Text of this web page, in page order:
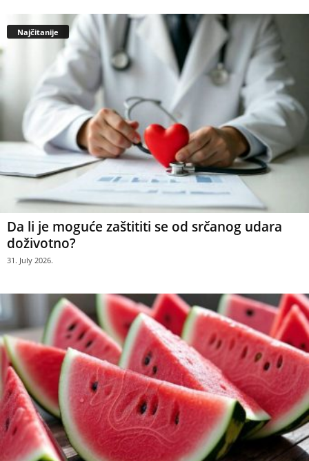
Najčitanije
Da li je moguće zaštititi se od srčanog udara
doživotno?
31. July 2026.